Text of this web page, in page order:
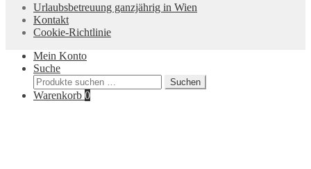
Urlaubsbetreuung ganzjährig in Wien
Kontakt
Cookie-Richtlinie
Mein Konto
Suche
Suchen
nach:
Suchen
Warenkorb 0